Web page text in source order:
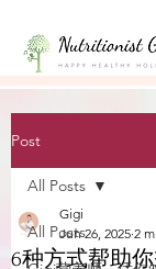
Post
All Posts
All Posts
6种方式帮助
Gigi
Jun 26, 2025 2